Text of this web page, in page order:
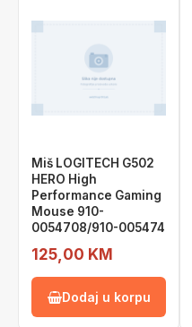
Miš LOGITECH G502
HERO High
Performance Gaming
Mouse 910-
0054708/910-005474
125,00 KM
Dodaj u korpu